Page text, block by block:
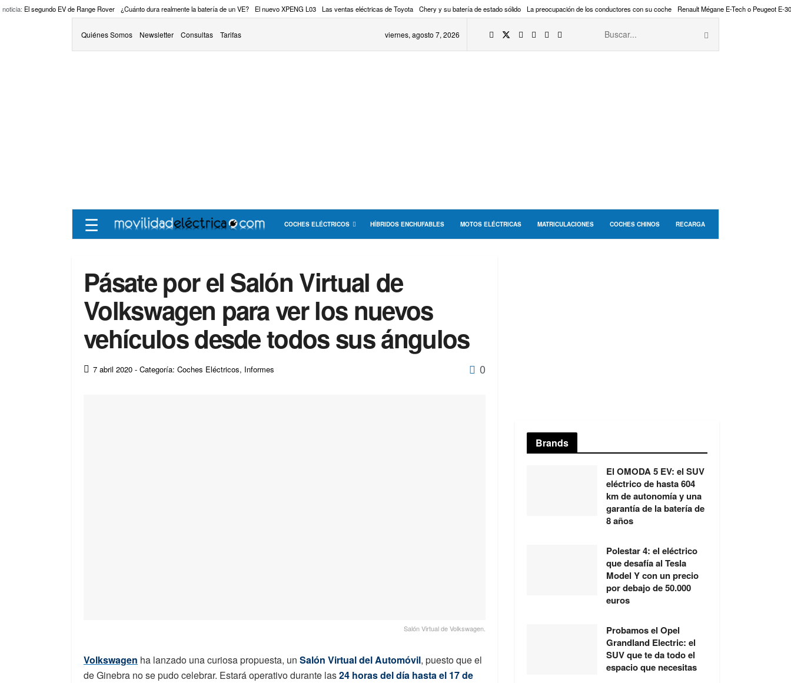
noticia: El segundo EV de Range Rover ¿Cuánto dura realmente la batería de un VE? El nuevo XPENG L03 Las ventas eléctricas de Toyota Chery y su batería de estado sólido La preocupación de los conductores con su coche Renault Mégane E-Tech o Peugeot E-
Quiénes Somos Newsletter Consultas Tarifas viernes, agosto 7, 2026
☰ COCHES ELÉCTRICOS HÍBRIDOS ENCHUFABLES MOTOS ELÉCTRICAS MATRICULACIONES COCHES CHINOS RECARGA
Pásate por el Salón Virtual de
Volkswagen para ver los nuevos
vehículos desde todos sus ángulos
7 abril 2020 - Categoría: Coches Eléctricos, Informes 0
Salón Virtual de Volkswagen.
Volkswagen ha lanzado una curiosa propuesta, un Salón Virtual del Automóvil, puesto que el
de Ginebra no se pudo celebrar. Estará operativo durante las24 horas del día hasta el 17 de
Brands
El OMODA 5 EV: el SUV
eléctrico de hasta 604
km de autonomía y una
garantía de la batería de
8 años
Polestar 4: el eléctrico
que desafía al Tesla
Model Y con un precio
por debajo de 50.000
euros
Probamos el Opel
Grandland Electric: el
SUV que te da todo el
espacio que necesitas